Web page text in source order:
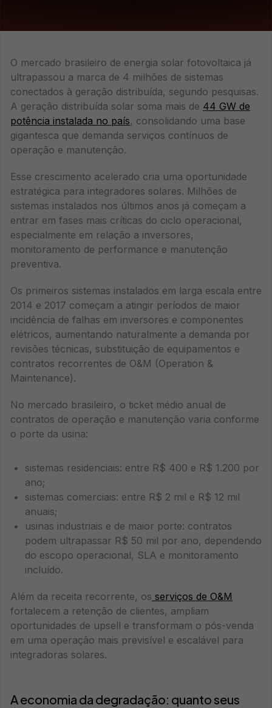
O mercado brasileiro de energia solar fotovoltaica já
ultrapassou a marca de 4 milhões de sistemas
conectados à geração distribuída, segundo pesquisas.
A geração distribuída solar soma mais de 44 GW de
potência instalada no país, consolidando uma base
gigantesca que demanda serviços contínuos de
operação e manutenção.
Esse crescimento acelerado cria uma oportunidade
estratégica para integradores solares. Milhões de
sistemas instalados nos últimos anos já começam a
entrar em fases mais críticas do ciclo operacional,
especialmente em relação a inversores,
monitoramento de performance e manutenção
preventiva.
Os primeiros sistemas instalados em larga escala entre
2014 e 2017 começam a atingir períodos de maior
incidência de falhas em inversores e componentes
elétricos, aumentando naturalmente a demanda por
revisões técnicas, substituição de equipamentos e
contratos recorrentes de O&M (Operation &
Maintenance).
No mercado brasileiro, o ticket médio anual de
contratos de operação e manutenção varia conforme
o porte da usina:
sistemas residenciais: entre R$ 400 e R$ 1.200 por
ano;
sistemas comerciais: entre R$ 2 mil e R$ 12 mil
anuais;
usinas industriais e de maior porte: contratos
podem ultrapassar R$ 50 mil por ano, dependendo
do escopo operacional, SLA e monitoramento
incluído.
Além da receita recorrente, os serviços de O&M
fortalecem a retenção de clientes, ampliam
oportunidades de upsell e transformam o pós-venda
em uma operação mais previsível e escalável para
integradoras solares.
A economia da degradação: quanto seus